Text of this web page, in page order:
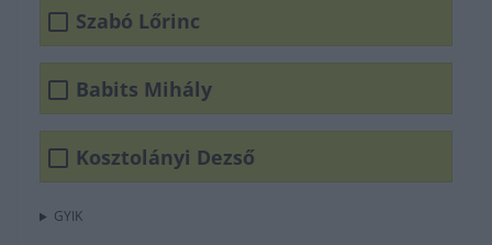
Szabó Lőrinc
Babits Mihály
Kosztolányi Dezső
GYIK